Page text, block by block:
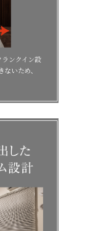
ンクイン設
いため、